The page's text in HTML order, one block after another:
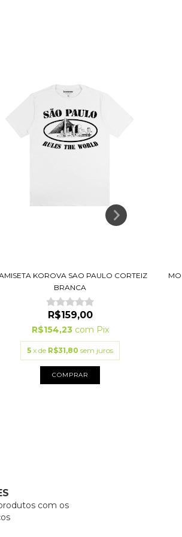
KOROVA SAO PAULO CORTEIZ
BRANCA
R$159,00
R$154,23 com Pix
5 x de R$31,80 sem juros
COMPRAR
com os